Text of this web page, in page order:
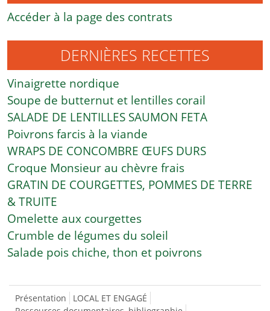
Accéder à la page des contrats
DERNIÈRES RECETTES
Vinaigrette nordique
Soupe de butternut et lentilles corail
SALADE DE LENTILLES SAUMON FETA
Poivrons farcis à la viande
WRAPS DE CONCOMBRE ŒUFS DURS
Croque Monsieur au chèvre frais
GRATIN DE COURGETTES, POMMES DE TERRE
& TRUITE
Omelette aux courgettes
Crumble de légumes du soleil
Salade pois chiche, thon et poivrons
Présentation
LOCAL ET ENGAGÉ